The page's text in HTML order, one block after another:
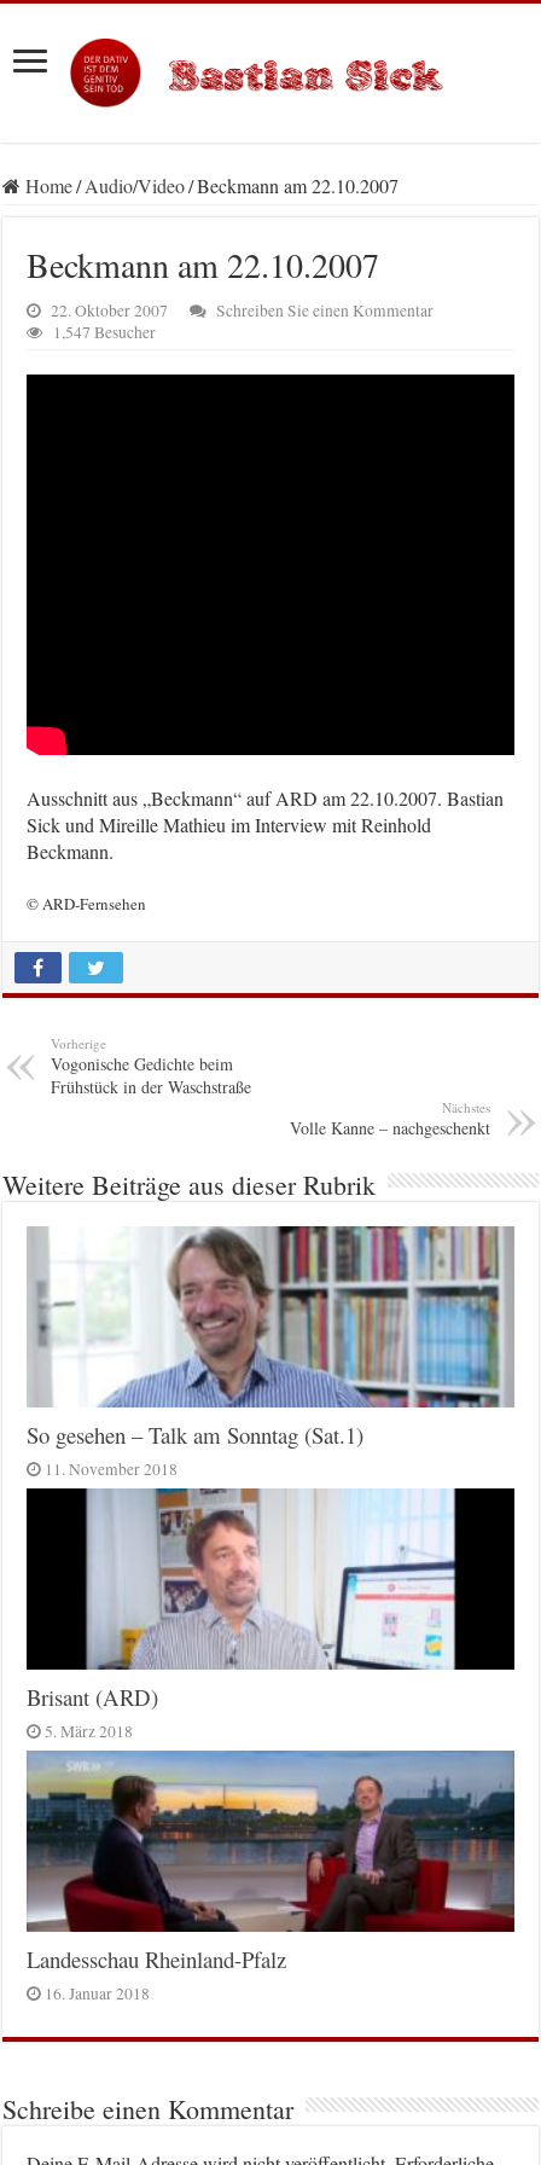
Home/Audio/Video/Beckmann am 22.10.2007
Beckmann am 22.10.2007
22. Oktober 2007
Schreiben Sie einen Kommentar
1,547 Besucher
Ausschnitt aus „Beckmann“ auf ARD am 22.10.2007. Bastian
Sick und Mireille Mathieu im Interview mit Reinhold
Beckmann.
© ARD-Fernsehen
Vorherige
Vogonische Gedichte beim
Frühstück in der Waschstraße
Nächstes
Volle Kanne – nachgeschenkt
Weitere Beiträge aus dieser Rubrik
So gesehen – Talk am Sonntag (Sat.1)
11. November 2018
Brisant (ARD)
5. März 2018
Landesschau Rheinland-Pfalz
16. Januar 2018
Schreibe einen Kommentar